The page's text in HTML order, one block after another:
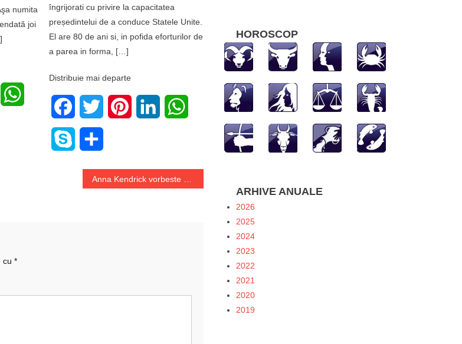
numita
joi
LinkedIn WhatsApp
îngrijorati cu privire la capacitatea
președintelui de a conduce Statele Unite.
El are 80 de ani si, in pofida eforturilor de
a parea in forma, […]
Distribuie mai departe
FacebookTwitter PinterestLinkedIn WhatsApp
Skype
cu *
HOROSCOP
ARHIVE ANUALE
2026
2025
2024
2023
2022
2021
2020
2019